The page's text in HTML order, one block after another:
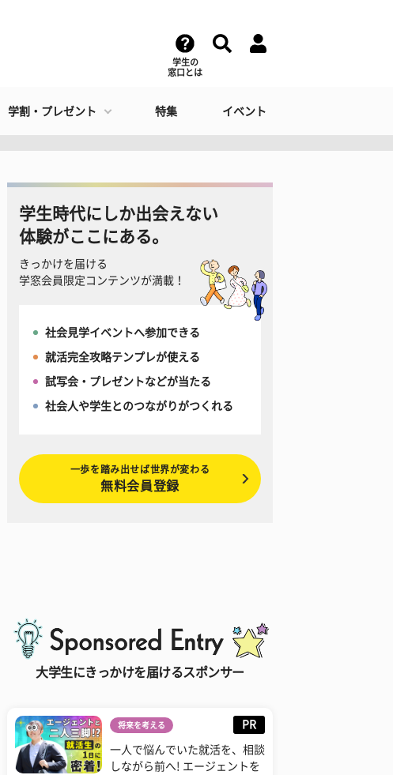
学生の
窓口とは
学割・プレゼント 特集 イベント
学生時代にしか出会えない
体験がここにある。
きっかけを届ける
学窓会員限定コンテンツが満載！
社会見学イベントへ参加できる
就活完全攻略テンプレが使える
試写会・プレゼントなどが当たる
社会人や学生とのつながりがつくれる
一歩を踏み出せば世界が変わる
無料会員登録
大学生にきっかけを届けるスポンサー
将来を考える PR
一人で悩んでいた就活を、相談
しながら前へ! エージェントを